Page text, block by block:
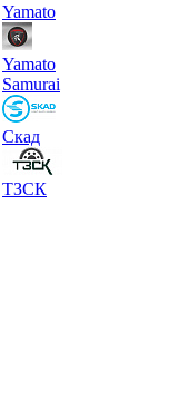
Yamato
Yamato
Samurai
Скад
ТЗСК